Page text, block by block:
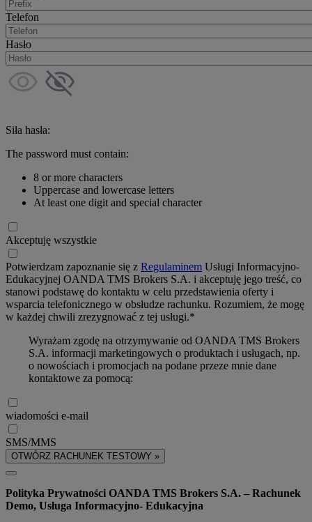
Telefon
Hasło
Siła hasła:
The password must contain:
8 or more characters
Uppercase and lowercase letters
At least one digit and special character
Akceptuję wszystkie
Potwierdzam zapoznanie się z Regulaminem Usługi Informacyjno-
Edukacyjnej OANDA TMS Brokers S.A. i akceptuję jego treść, co
stanowi podstawę do kontaktu w celu przedstawienia oferty i
wsparcia telefonicznego w obsłudze rachunku. Rozumiem, że mogę
w każdej chwili zrezygnować z tej usługi.*
Wyrażam zgodę na otrzymywanie od OANDA TMS Brokers
S.A. informacji marketingowych o produktach i usługach, np.
o nowościach i promocjach na podane przeze mnie dane
kontaktowe za pomocą:
wiadomości e-mail
SMS/MMS
OTWÓRZ RACHUNEK TESTOWY »
Polityka Prywatności OANDA TMS Brokers S.A. – Rachunek
Demo, Usługa Informacyjno- Edukacyjna